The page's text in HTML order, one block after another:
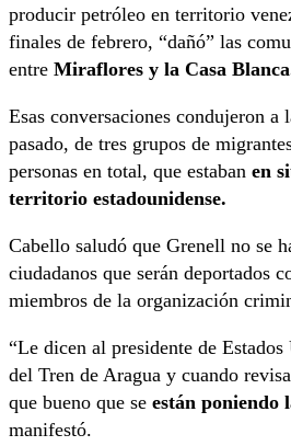
producir petróleo en territorio
finales de febrero, “dañó” las
entre Miraflores y la Casa
Esas conversaciones condujeron a
pasado, de tres grupos de
personas en total, que estaban en
territorio estadounidense.
Cabello saludó que Grenell no se
ciudadanos que serán deportados
miembros de la organización
“Le dicen al presidente de
del Tren de Aragua y cuando
que bueno que se están poniendo
manifestó.